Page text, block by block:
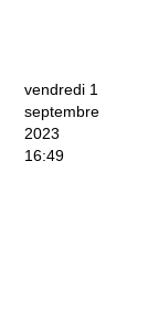
vendredi 1
septembre
2023
16:49